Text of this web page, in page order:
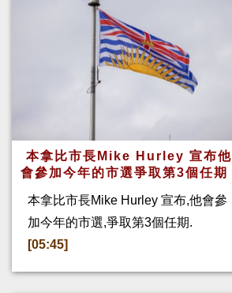
本拿比市長Mike Hurley 宣布他
會參加今年的市選爭取第3個任期
本拿比市長Mike Hurley 宣布,他會參
加今年的市選,爭取第3個任期.
[05:45]